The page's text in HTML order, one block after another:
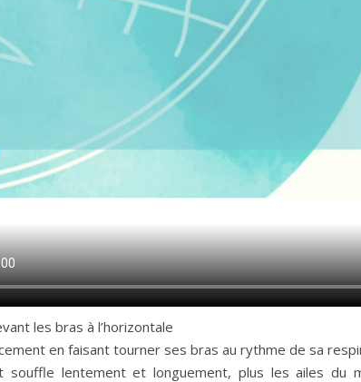
les bras à l’horizontale
en faisant tourner ses bras au rythme de sa
souffle lentement et longuement, plus les ailes du